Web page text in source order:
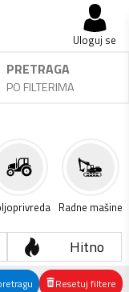
Uloguj se
PRETRAGA
PO FILTERIMA
Radne mašine
Hitno
Resetuj filtere